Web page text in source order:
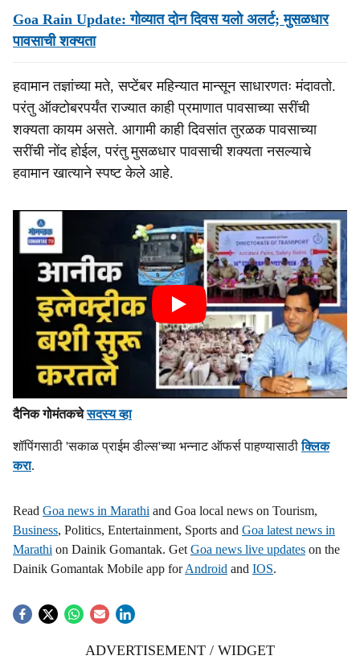
Goa Rain Update: गोव्यात दोन दिवस यलो अलर्ट; मुसळधार
पावसाची शक्यता
हवामान तज्ञांच्या मते, सप्टेंबर महिन्यात मान्सून साधारणतः मंदावतो.
परंतु ऑक्टोबरपर्यंत राज्यात काही प्रमाणात पावसाच्या सरींची
शक्यता कायम असते. आगामी काही दिवसांत तुरळक पावसाच्या
सरींची नोंद होईल, परंतु मुसळधार पावसाची शक्यता नसल्याचे
हवामान खात्याने स्पष्ट केले आहे.
दैनिक गोमंतकचेसदस्य व्हा
शॉपिंगसाठी 'सकाळ प्राईम डील्स'च्या भन्नाट ऑफर्स पाहण्यासाठीक्लिक
करा.
Read Goa news in Marathi and Goa local news on Tourism,
Business, Politics, Entertainment, Sports and Goa latest news in
Marathi on Dainik Gomantak. Get Goa news live updates on the
Dainik Gomantak Mobile app forAndroid and IOS.
ADVERTISEMENT / WIDGET